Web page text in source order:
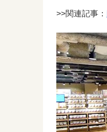
>>関連記事：